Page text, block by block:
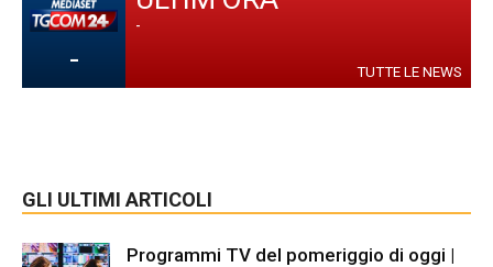
-
-
TUTTE LE NEWS
GLI ULTIMI ARTICOLI
Programmi TV del pomeriggio di oggi |